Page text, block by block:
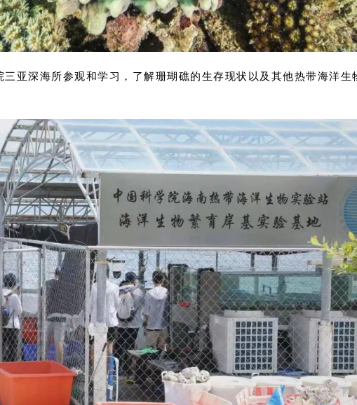
亚深海所参观和学习，了解珊瑚礁的生存现状以及其他热带海洋生